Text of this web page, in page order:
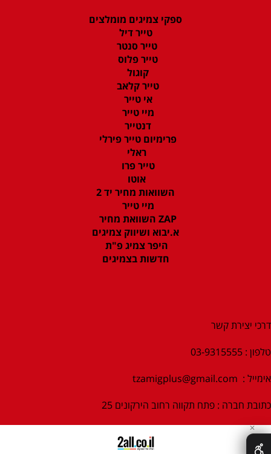
ספקי צמיגים מומלצים
טייר דיל
טייר סנטר
טייר פלוס
קוגול
טייר קלאב
אי טייר
מיי טייר
דנטייר
פרימיום טייר פירלי
ראלי
טייר פרו
אוטו
השוואות מחיר יד 2
מיי טייר
ZAP השוואת מחיר
א.יבוא ושיווק צמיגים
היפר צמיג פ"ת
חדשות בצמיגים
דרכי יצירת קשר
טלפון : 03-9315555
אימייל : tzamigplus@gmail.com
כתובת חברה : פתח תקווה רחוב הירקונים 25
✕